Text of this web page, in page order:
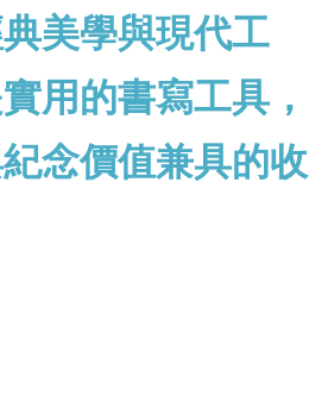
美學與現代工
用的書寫工具，
念價值兼具的收